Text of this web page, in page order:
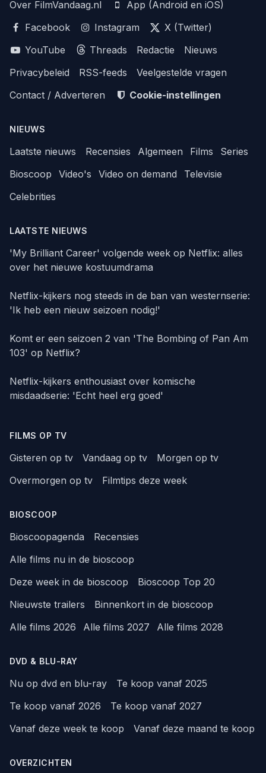
Over FilmVandaag.nl
App (Android en iOS)
Facebook
Instagram
X (Twitter)
YouTube
Threads Redactie
Nieuws
Privacybeleid
RSS-feeds
Veelgestelde vragen
Contact / Adverteren
Cookie-instellingen
NIEUWS
Laatste nieuws Recensies Algemeen Films
Series
Bioscoop
Video's Video on demand
Televisie
Celebrities
LAATSTE NIEUWS
'My Brilliant Career' volgende week op Netflix: alles
over het nieuwe kostuumdrama
Netflix-kijkers nog steeds in de ban van westernserie:
'Ik heb een nieuw seizoen nodig!'
Komt er een seizoen 2 van 'The Bombing of Pan Am
103' op Netflix?
Netflix-kijkers enthousiast over komische
misdaadserie: 'Echt heel erg goed'
FILMS OP TV
Gisteren op tv Vandaag op tv
Morgen op tv
Overmorgen op tv
Filmtips deze week
BIOSCOOP
Bioscoopagenda
Recensies
Alle films nu in de bioscoop
Deze week in de bioscoop
Bioscoop Top 20
Nieuwste trailers
Binnenkort in de bioscoop
Alle films 2026
Alle films 2027 Alle films 2028
DVD & BLU-RAY
Nu op dvd en blu-ray
Te koop vanaf 2025
Te koop vanaf 2026
Te koop vanaf 2027
Vanaf deze week te koop
Vanaf deze maand te koop
OVERZICHTEN